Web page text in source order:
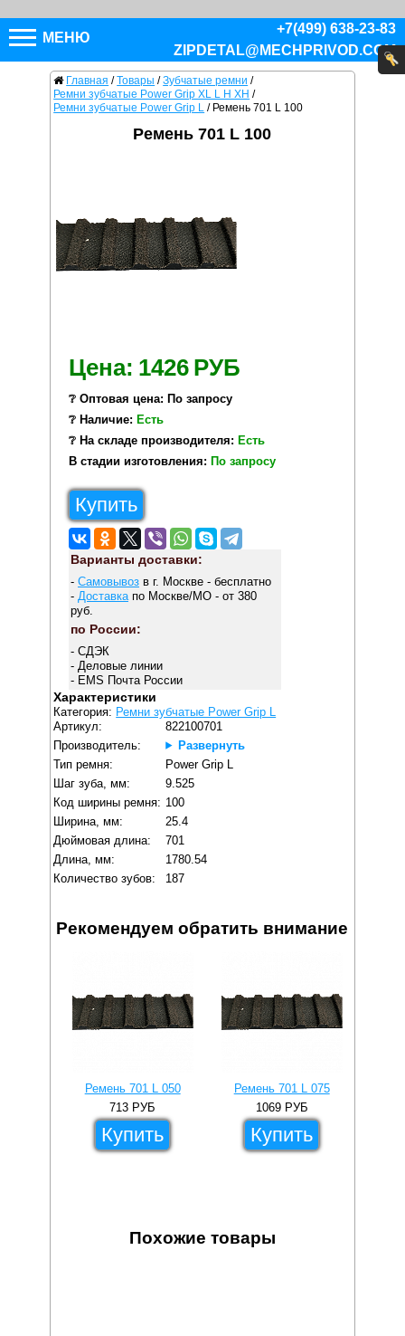
МЕНЮ
+7(499) 638-23-83
ZIPDETAL@MECHPRIVOD.COM
Главная / Товары / Зубчатые ремни /
Ремни зубчатые Power Grip XL L H XH /
Ремни зубчатые Power Grip L / Ремень 701 L 100
Ремень 701 L 100
Цена: 1426 РУБ
❔ Оптовая цена: По запросу
❔ Наличие: Есть
❔ На складе производителя: Есть
В стадии изготовления: По запросу
Купить
Варианты доставки:
- Самовывозв г. Москве - бесплатно
- Доставкапо Москве/МО - от 380
руб.
по России:
- СДЭК
- Деловые линии
- EMS Почта России
Характеристики
Категория: Ремни зубчатые Power Grip L
Артикул:
822100701
Производитель:
Развернуть
Тип ремня:
Power Grip L
Шаг зуба, мм:
9.525
Код ширины ремня: 100
Ширина, мм:
25.4
Дюймовая длина:
701
Длина, мм:
1780.54
Количество зубов:
187
Рекомендуем обратить внимание
Ремень 701 L 050
713 РУБ
Купить
Ремень 701 L 075
1069 РУБ
Купить
Похожие товары